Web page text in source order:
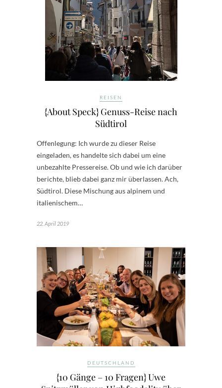
REISEN
{About Speck} Genuss-Reise nach
Südtirol
Offenlegung: Ich wurde zu dieser Reise
eingeladen, es handelte sich dabei um eine
unbezahlte Pressereise. Ob und wie ich darüber
berichte, blieb dabei ganz mir überlassen. Ach,
Südtirol. Diese Mischung aus alpinem und
italienischem…
22. April 2019
DEUTSCHLAND
{10 Gänge – 10 Fragen} Uwe